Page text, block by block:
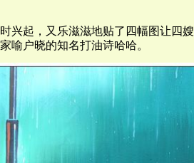
兴起，又乐滋滋地贴了四幅图让四嫂
喻户晓的知名打油诗哈哈。